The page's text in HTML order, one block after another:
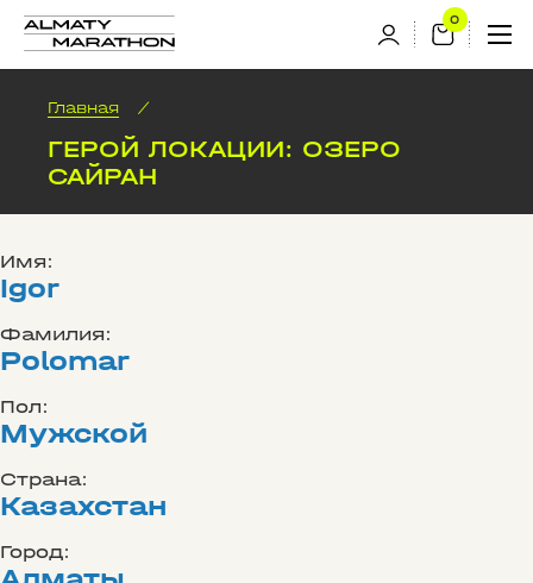
Главная /
ГЕРОЙ ЛОКАЦИИ: ОЗЕРО
САЙРАН
Имя:
Igor
Фамилия:
Polomar
Пол:
Мужской
Страна:
Казахстан
Город: